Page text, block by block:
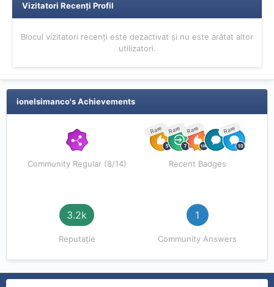
Vizitatori Recenți Profil
Blocul vizitatori recenți este dezactivat și nu este arătat altor
utilizatori.
ionelsimanco's Achievements
Community Regular (8/14)
Rare Rare Rare Rare
Recent Badges
3.2k
Reputație
1
Community Answers